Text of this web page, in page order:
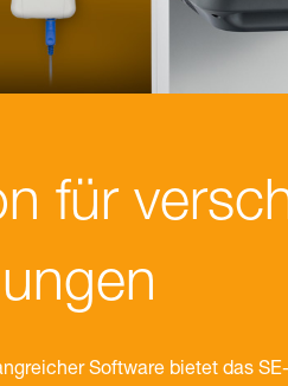
für
Software bietet das